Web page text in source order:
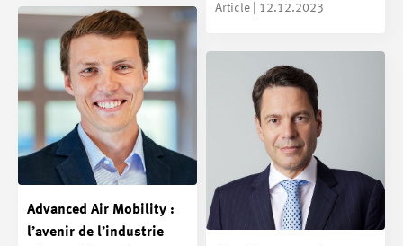
Article | 12.12.2023
Advanced Air Mobility :
l’avenir de l’industrie